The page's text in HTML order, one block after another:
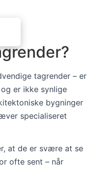
tagrender – er
er ikke synlige
bygninger
specialiseret
at de er svære at se
ofte sent – når